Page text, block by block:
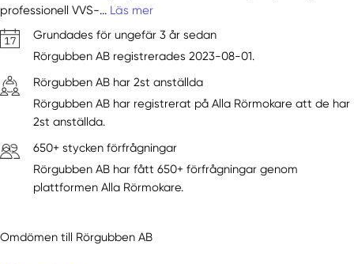
professionell VVS-... Läs mer
Grundades för ungefär 3 år sedan
Rörgubben AB registrerades 2023-08-01.
Rörgubben AB har 2st anställda
Rörgubben AB har registrerat på Alla Rörmokare att de har
2st anställda.
650+ stycken förfrågningar
Rörgubben AB har fått 650+ förfrågningar genom
plattformen Alla Rörmokare.
Omdömen till Rörgubben AB